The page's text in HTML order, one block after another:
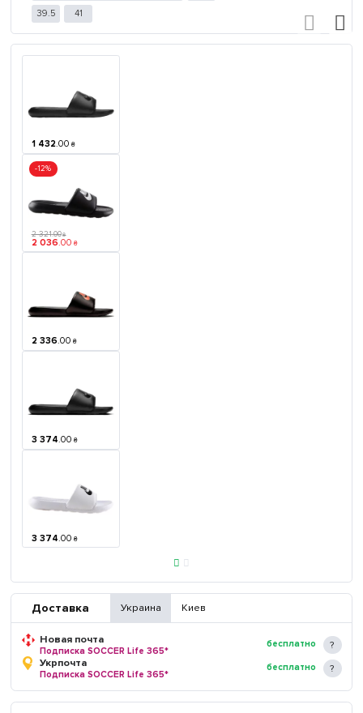
39.5 41
1 432.00 ₴
-12%
2 321.00 ₴
2 036.00 ₴
2 336.00 ₴
3 374.00 ₴
3 374.00 ₴
Доставка Украина Киев
Новая почта
Подписка SOCCER Life 365*
бесплатно
Укрпочта
Подписка SOCCER Life 365*
бесплатно